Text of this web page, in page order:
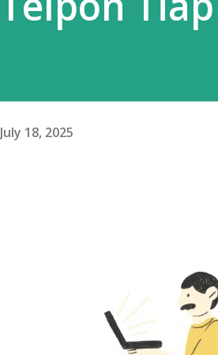
July 18, 2025